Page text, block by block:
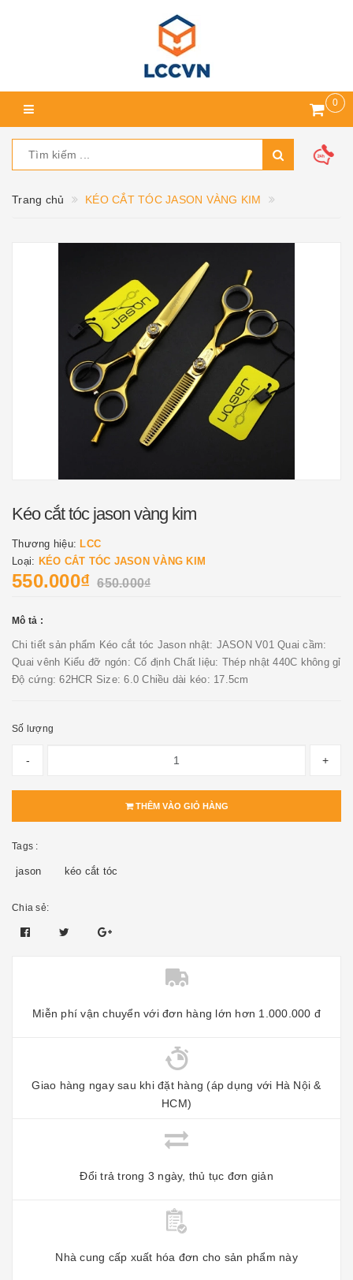
0
Trang chủ KÉO CẮT TÓC JASON VÀNG KIM
Kéo cắt tóc jason vàng kim
Thương hiệu: LCC
Loại: KÉO CẮT TÓC JASON VÀNG KIM
550.000₫ 650.000₫
Mô tả :
Chi tiết sản phẩm Kéo cắt tóc Jason nhật: JASON V01 Quai cầm:
Quai vênh Kiểu đỡ ngón: Cố định Chất liệu: Thép nhật 440C không gỉ
Độ cứng: 62HCR Size: 6.0 Chiều dài kéo: 17.5cm
Số lượng
- +
THÊM VÀO GIỎ HÀNG
Tags :
jason kéo cắt tóc
Chia sẻ:
Miễn phí vận chuyển với đơn hàng lớn hơn 1.000.000 đ
Giao hàng ngay sau khi đặt hàng (áp dụng với Hà Nội &
HCM)
Đổi trả trong 3 ngày, thủ tục đơn giản
Nhà cung cấp xuất hóa đơn cho sản phẩm này